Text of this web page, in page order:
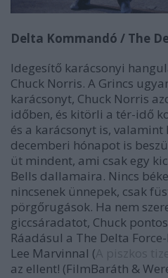
Delta Kommandó / The
Idegesítő karácsonyi
Chuck Norris. A Grincs
karácsonyt, Chuck Norris
időben, és kitörli a tér-idő
és a karácsonyt is, valamint
decemberi hónapot is
üt mindent, ami csak egy
Bells dallamaira. Nincs
nincsenek ünnepek, csak
pörgőrugások. Ha nem
giccsáradatot, Chuck
Ráadásul a The Delta
Lee Marvinnal (
az ellent! (FilmBaráth &